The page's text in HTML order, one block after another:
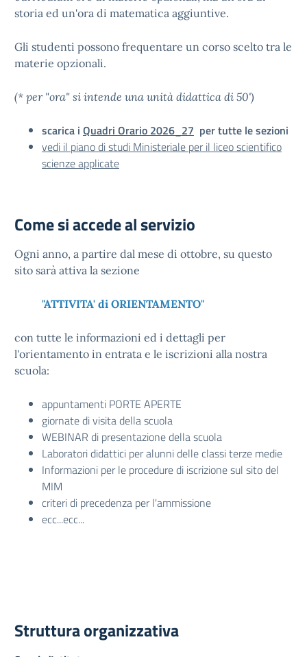
storia ed un'ora di matematica aggiuntive.
Gli studenti possono frequentare un corso scelto tra le
materie opzionali.
(* per "ora" si intende una unità didattica di 50')
scarica i Quadri Orario 2026_27 per tutte le sezioni
vedi il piano di studi Ministeriale per il liceo scientifico
scienze applicate
Come si accede al servizio
Ogni anno, a partire dal mese di ottobre, su questo
sito sarà attiva la sezione
"ATTIVITA' di ORIENTAMENTO"
con tutte le informazioni ed i dettagli per
l'orientamento in entrata e le iscrizioni alla nostra
scuola:
appuntamenti PORTE APERTE
giornate di visita della scuola
WEBINAR di presentazione della scuola
Laboratori didattici per alunni delle classi terze medie
Informazioni per le procedure di iscrizione sul sito del
MIM
criteri di precedenza per l'ammissione
ecc...ecc...
Struttura organizzativa